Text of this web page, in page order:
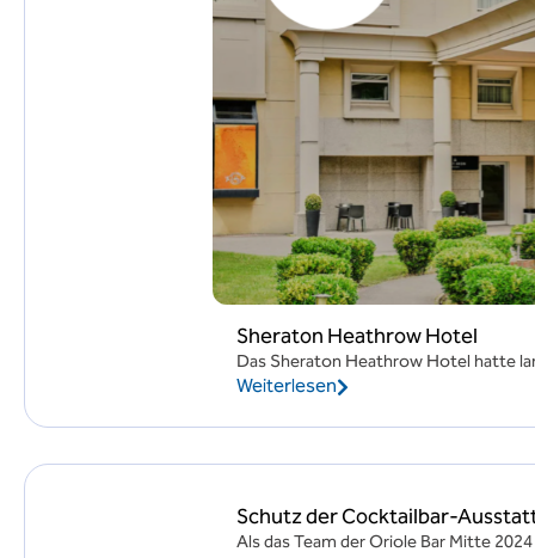
Sheraton Heathrow Hotel
Das Sheraton Heathrow Hotel hatte
Weiterlesen
Schutz der Cocktailbar-
Als das Team der Oriole Bar Mitte